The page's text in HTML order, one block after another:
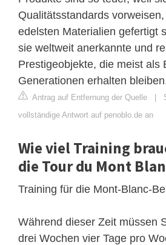
Qualitätsstandards
edelsten Materialien gefertigt
sie weltweit anerkannte und
Prestigeobjekte, die meist als
Generationen erhalten
Antrag auf Entfernung der Quelle |
vollständige Antwort auf penoblo.de an
Wie viel Training
die Tour du Mont
Training für die Mont-Blanc-
Während dieser Zeit müssen
drei Wochen vier Tage pro